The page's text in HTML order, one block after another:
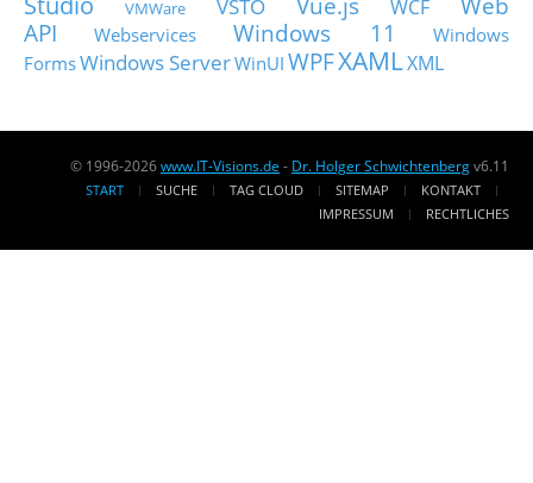
VMWare VSTO WCF
API
Webservices Windows 11
Windows
FormsWindows ServerWinUI WPFXAMLXML
© 1996-2026www.IT-Visions.de - Dr. Holger Schwichtenbergv6.11
START SUCHE TAG CLOUD SITEMAP
KONTAKT
IMPRESSUM
RECHTLICHES